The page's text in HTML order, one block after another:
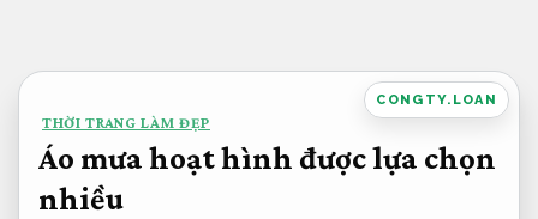
nội
dung
CONGTY.LOAN
THỜI TRANG LÀM ĐẸP
Áo mưa hoạt hình được lựa chọn
nhiều